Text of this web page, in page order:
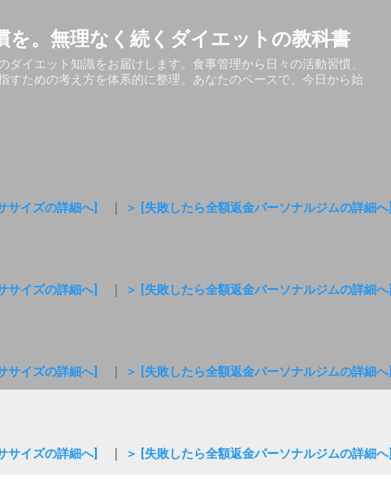
を。無理なく続くダイエットの教科書
イエット知識をお届けします。食事管理から日々の活動習慣、
すための考え方を体系的に整理。あなたのペースで、今日から始
サイズの詳細へ] ＞ [失敗したら全額返金パーソナルジムの詳細へ]
サイズの詳細へ] ＞ [失敗したら全額返金パーソナルジムの詳細へ]
サイズの詳細へ] ＞ [失敗したら全額返金パーソナルジムの詳細へ]
サイズの詳細へ] ＞ [失敗したら全額返金パーソナルジムの詳細へ]